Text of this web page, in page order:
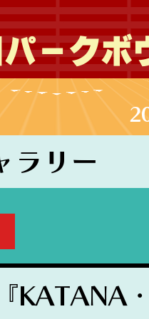
ークボ
ラリー
KATANA